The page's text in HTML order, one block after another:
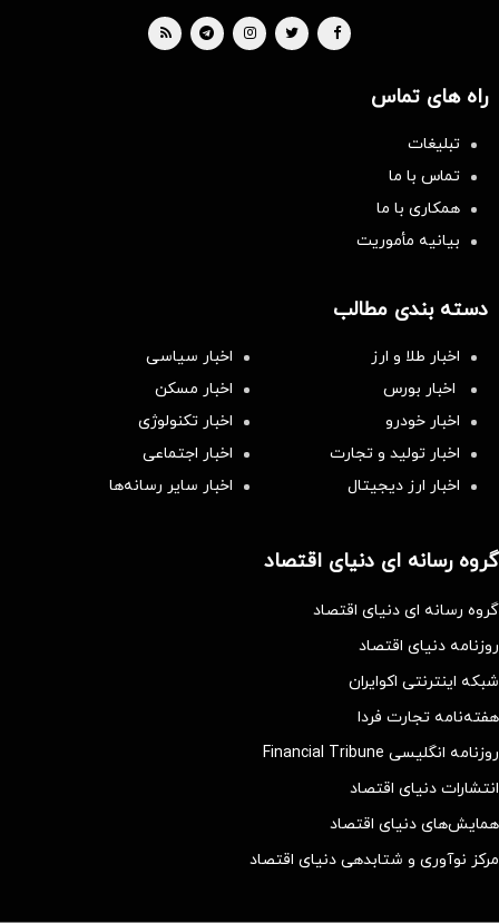
راه های تماس
تبلیغات
تماس با ما
همکاری با ما
بیانیه مأموریت
دسته بندی مطالب
اخبار طلا و ارز
اخبار سیاسی
اخبار بورس
اخبار مسکن
اخبار خودرو
اخبار تکنولوژی
اخبار تولید و تجارت
اخبار اجتماعی
اخبار ارز دیجیتال
اخبار سایر رسانه‌‌ها
گروه رسانه ای دنیای اقتصاد
گروه رسانه ای دنیای اقتصاد
روزنامه دنیای اقتصاد
شبکه اینترنتی اکوایران
هفته‌نامه تجارت فردا
روزنامه انگلیسی Financial Tribune
انتشارات دنیای اقتصاد
همایش‌های دنیای اقتصاد
مرکز نوآوری و شتابدهی دنیای اقتصاد